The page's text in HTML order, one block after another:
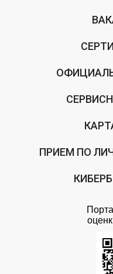
ПРИЕМ ПО